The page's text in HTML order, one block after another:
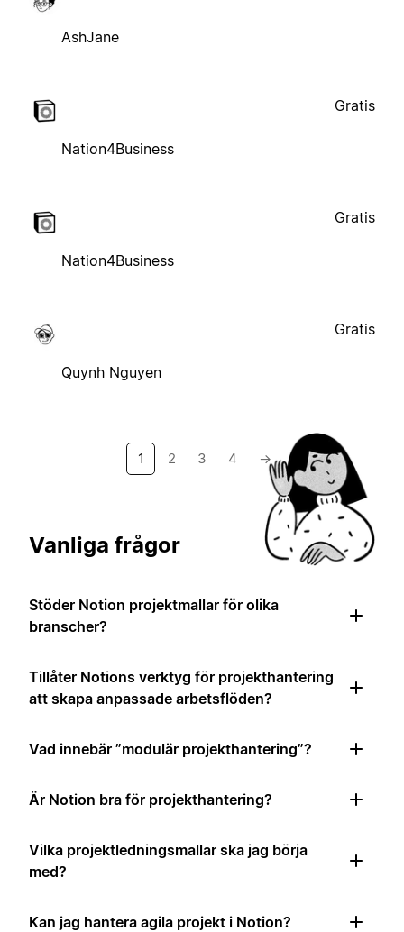
AshJane
Nation4Business
Gratis
Nation4Business
Gratis
Quynh Nguyen
Gratis
1 2 3 4 →
Vanliga frågor
Stöder Notion projektmallar för olika
branscher?
Tillåter Notions verktyg för projekthantering
att skapa anpassade arbetsflöden?
Vad innebär ”modulär projekthantering”?
Är Notion bra för projekthantering?
Vilka projektledningsmallar ska jag börja
med?
Kan jag hantera agila projekt i Notion?